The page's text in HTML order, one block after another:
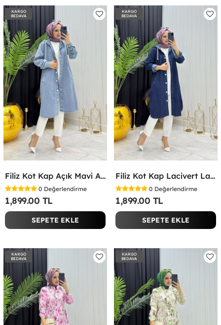
KARGO
BEDAVA
Filiz Kot Kap Açık Mavi Açık Mavi
0 Değerlendirme
1,899.00 TL
SEPETE EKLE
KARGO
BEDAVA
Filiz Kot Kap Lacivert Lacivert
0 Değerlendirme
1,899.00 TL
SEPETE EKLE
KARGO
BEDAVA
KARGO
BEDAVA